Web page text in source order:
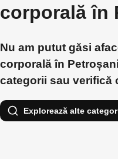
corporală în
Nu am putut găsi
corporală în
categorii sau verifică
Explorează alte